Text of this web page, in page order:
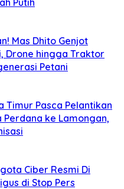
Mas Dhito Genjot
Drone hingga Traktor
Petani
Timur Pasca Pelantikan
Perdana ke Lamongan,
Ciber Resmi Di
di Stop Pers